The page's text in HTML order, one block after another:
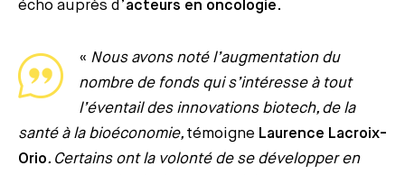
écho auprès d’acteurs en oncologie.
« Nous avons noté l’augmentation du
nombre de fonds qui s’intéresse à tout
l’éventail des innovations biotech, de la
santé à la bioéconomie, témoigne Laurence Lacroix-
Orio. Certains ont la volonté de se développer en